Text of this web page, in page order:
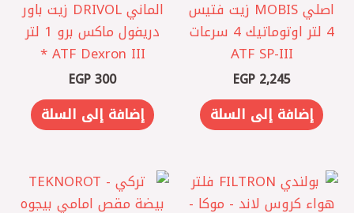
اصلي MOBIS زيت فتيس
4 لتر اوتوماتيك 4 سرعات
ATF SP-III
EGP2,245
إضافة إلى السلة
الماني DRIVOL زيت باور
دريفول ماكس برو 1 لتر
ATF Dexron III *
EGP300
إضافة إلى السلة